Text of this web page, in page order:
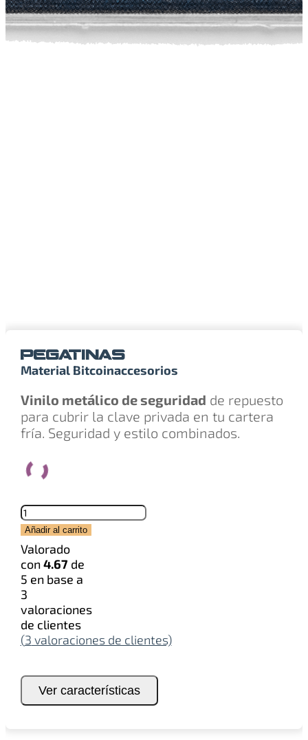
PEGATINAS
Material Bitcoinaccesorios
Vinilo metálico de seguridad de repuesto
para cubrir la clave privada en tu cartera
fría. Seguridad y estilo combinados.
Pegatinas
cantidad
Añadir al carrito
Valorado
con4.67 de
5 en base a
3
valoraciones
de clientes
(3 valoraciones de clientes)
Ver características